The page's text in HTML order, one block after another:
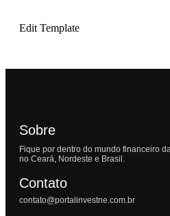
Edit Template
Sobre
Fique por dentro do mundo financeiro
no Ceará, Nordeste e Brasil.
Contato
contato@portalinvestne.com.br